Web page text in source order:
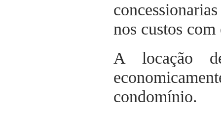
nos custos com
A locação
condomínio.